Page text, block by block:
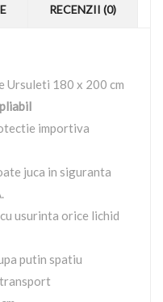
RECENZII (0)
Ursuleti 180 x 200 cm
importiva
juca in siguranta
usurinta orice lichid
putin spatiu